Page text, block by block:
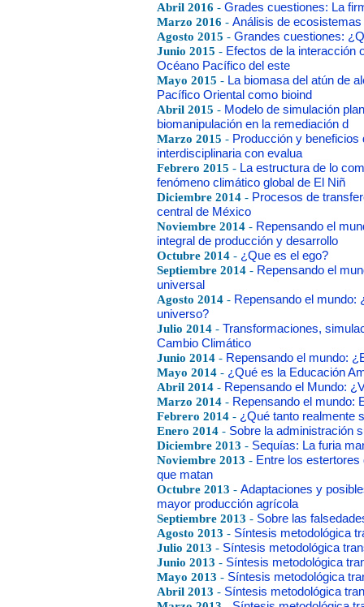
Abril 2016 - Grades cuestiones: La
Marzo 2016 - Análisis de
Agosto 2015 - Grandes cuestiones:
Junio 2015 - Efectos de la interacción
Océano Pacífico del este
Mayo 2015 - La biomasa del atún de
Pacífico Oriental como bioind
Abril 2015 - Modelo de simulación
biomanipulación en la remediación d
Marzo 2015 - Producción y
interdisciplinaria con evalua
Febrero 2015 - La estructura de lo
fenómeno climático global de El Niñ
Diciembre 2014 - Procesos de
central de México
Noviembre 2014 - Repensando el
integral de producción y desarrollo
Octubre 2014 - ¿Que es el ego?
Septiembre 2014 - Repensando el
universal
Agosto 2014 - Repensando el mundo:
universo?
Julio 2014 - Transformaciones,
Cambio Climático
Junio 2014 - Repensando el mundo:
Mayo 2014 - ¿Qué es la Educación
Abril 2014 - Repensando el Mundo:
Marzo 2014 - Repensando el mundo:
Febrero 2014 - ¿Qué tanto realmente
Enero 2014 - Sobre la administración
Diciembre 2013 - Sequías: La furia
Noviembre 2013 - Entre los
que matan
Octubre 2013 - Adaptaciones y
mayor producción agrícola
Septiembre 2013 - Sobre las
Agosto 2013 - Síntesis metodológica
Julio 2013 - Síntesis metodológica
Junio 2013 - Síntesis metodológica
Mayo 2013 - Síntesis metodológica
Abril 2013 - Síntesis metodológica